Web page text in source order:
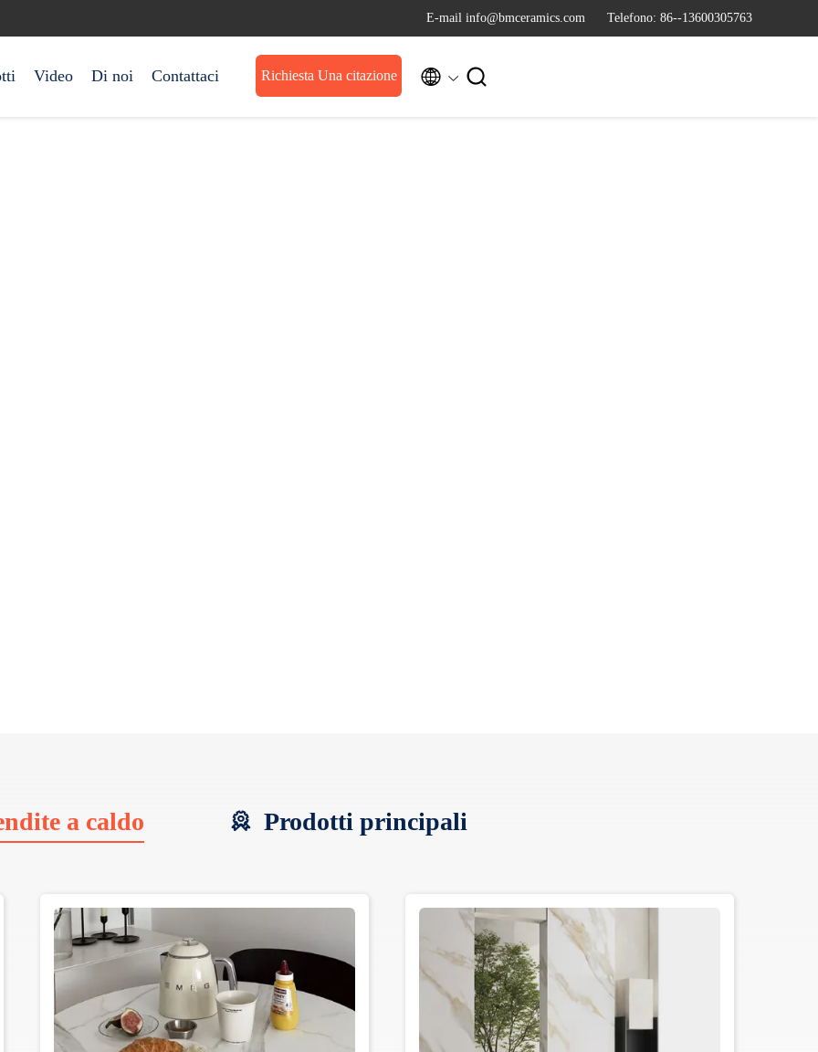
E-mail info@bmceramics.com Telefono: 86--13600305763
Video Di noi Contattaci Richiesta Una citazione  
a caldo Prodotti principali